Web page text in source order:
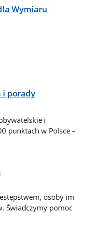
Wymiaru
i porady
i
punktach w Polsce –
osoby im
Świadczymy pomoc